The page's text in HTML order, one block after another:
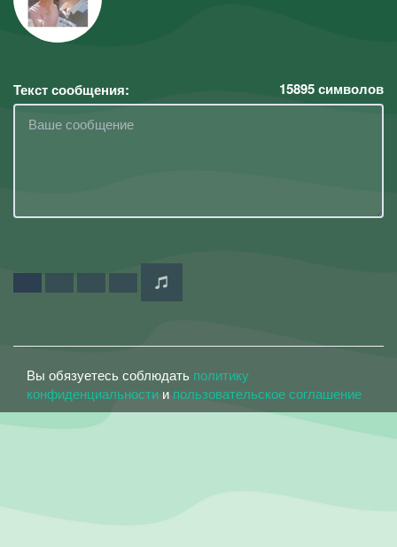
Текст сообщения: 15895символов
Вы обязуетесь соблюдать политику
конфиденциальности и пользовательское соглашение